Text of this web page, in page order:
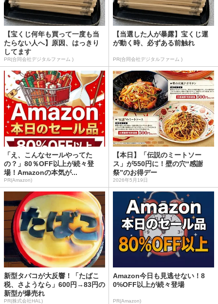
【宝くじ何年も買って一度も当
たらない人へ】原因、はっきり
してます
PR(合同会社デジタルファーム )
【当選した人が暴露】宝くじ運
が動く時、必ずある前触れ
PR(合同会社デジタルファーム )
「え、こんなセールやってた
の？」80％OFF以上が続々登
場！Amazonの本気が...
PR(Amazon)
【本日】「伝説のミートソー
ス」が550円に！壁の穴“感謝
祭”のお得デー
2026年5月19日
新型タバコが大反響！「たばこ
税、さようなら」600円→83円の
新型が爆売れ
PR(株式会社HAL)
Amazon今日も見逃せない！8
0%OFF以上が続々登場
PR(Amazon)